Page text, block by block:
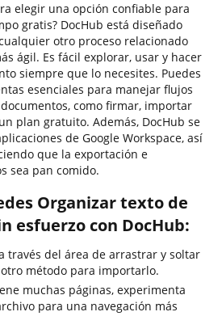
elegir una opción confiable para
gratis? DocHub está diseñado
otro proceso relacionado
ágil. Es fácil explorar, usar y hacer
siempre que lo necesites. Puedes
esenciales para manejar flujos
como firmar, importar
plan gratuito. Además, DocHub se
de Google Workspace, así
que la exportación e
sea pan comido.
Organizar texto de
esfuerzo con DocHub:
través del área de arrastrar y soltar
método para importarlo.
muchas páginas, experimenta
para una navegación más